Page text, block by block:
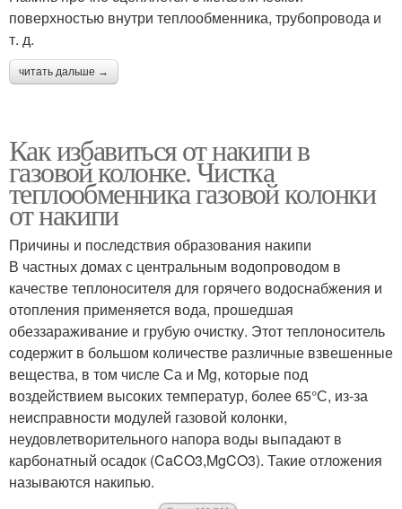
поверхностью внутри теплообменника, трубопровода и
т. д.
читать дальше →
Как избавиться от накипи в
газовой колонке. Чистка
теплообменника газовой колонки
от накипи
Причины и последствия образования накипи
В частных домах с центральным водопроводом в
качестве теплоносителя для горячего водоснабжения и
отопления применяется вода, прошедшая
обеззараживание и грубую очистку. Этот теплоноситель
содержит в большом количестве различные взвешенные
вещества, в том числе Са и Mg, которые под
воздействием высоких температур, более 65°С, из-за
неисправности модулей газовой колонки,
неудовлетворительного напора воды выпадают в
карбонатный осадок (CaCO3,MgCO3). Такие отложения
называются накипью.